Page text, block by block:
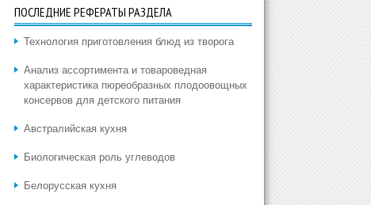
ПОСЛЕДНИЕ РЕФЕРАТЫ РАЗДЕЛА
Технология приготовления блюд из творога
Анализ ассортимента и товароведная
характеристика пюреобразных плодоовощных
консервов для детского питания
Австралийская кухня
Биологическая роль углеводов
Белорусская кухня